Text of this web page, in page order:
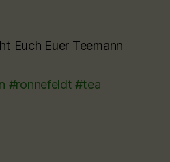
Euch Euer Teemann
#ronnefeldt #tea